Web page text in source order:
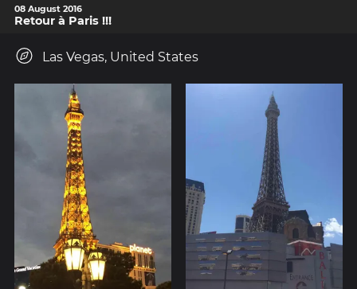
08 August 2016
Retour à Paris !!!
Las Vegas, United States